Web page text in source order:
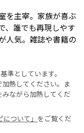
を主宰。家族が喜ぶ
、誰でも再現しやす
人気。雑誌や書籍の
準としています。
熱してください。ま
ながら加熱してくだ
について」 をご覧くだ